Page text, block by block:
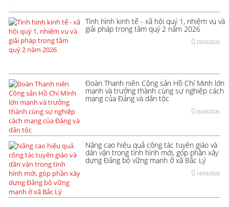
Tình hình kinh tế - xã hội quý 1, nhiệm vụ và
giải pháp trọng tâm quý 2 năm 2026
29/03/2026
Đoàn Thanh niên Cộng sản Hồ Chí Minh lớn
mạnh và trưởng thành cùng sự nghiệp cách
mạng của Đảng và dân tộc
26/03/2026
Nâng cao hiệu quả công tác tuyên giáo và
dân vận trong tình hình mới, góp phần xây
dựng Đảng bộ vững mạnh ở xã Bắc Lý
14/03/2026